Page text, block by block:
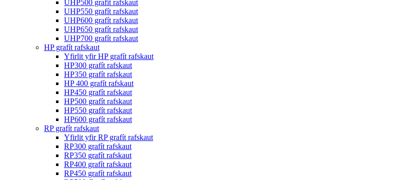
UHP500 grafít rafskaut
UHP550 grafít rafskaut
UHP600 grafít rafskaut
UHP650 grafít rafskaut
UHP700 grafít rafskaut
HP grafít rafskaut
Yfirlit yfir HP grafít rafskaut
HP300 grafít rafskaut
HP350 grafít rafskaut
HP 400 grafít rafskaut
HP450 grafít rafskaut
HP500 grafít rafskaut
HP550 grafít rafskaut
HP600 grafít rafskaut
RP grafít rafskaut
Yfirlit yfir RP grafít rafskaut
RP300 grafít rafskaut
RP350 grafít rafskaut
RP400 grafít rafskaut
RP450 grafít rafskaut